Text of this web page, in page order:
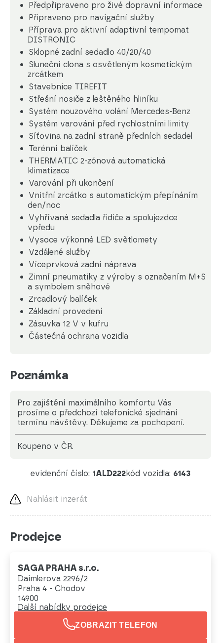
Předpřipraveno pro živé dopravní informace
Připraveno pro navigační služby
Příprava pro aktivní adaptivní tempomat
DISTRONIC
Sklopné zadní sedadlo 40/20/40
Sluneční clona s osvětleným kosmetickým
zrcátkem
Stavebnice TIREFIT
Střešní nosiče z leštěného hliníku
Systém nouzového volání Mercedes-Benz
Systém varování před rychlostními limity
Síťovina na zadní straně předních sedadel
Terénní balíček
THERMATIC 2-zónová automatická
klimatizace
Varování při ukončení
Vnitřní zrcátko s automatickým přepínáním
den/noc
Vyhřívaná sedadla řidiče a spolujezdce
vpředu
Vysoce výkonné LED světlomety
Vzdálené služby
Víceprvková zadní náprava
Zimní pneumatiky z výroby s označením M+S
a symbolem sněhové
Zrcadlový balíček
Základní provedení
Zásuvka 12 V v kufru
Částečná ochrana vozidla
Poznámka
Pro zajištění maximálního komfortu Vás
prosíme o předchozí telefonické sjednání
termínu návštěvy. Děkujeme za pochopení.
koupeno v ČR.
evidenční číslo: 1ALD222kód vozidla: 6143
Nahlásit inzerát
Prodejce
SAGA PRAHA s.r.o.
Daimlerova 2296/2
Praha 4 - Chodov
14900
Další nabídky prodejce
ZOBRAZIT TELEFON